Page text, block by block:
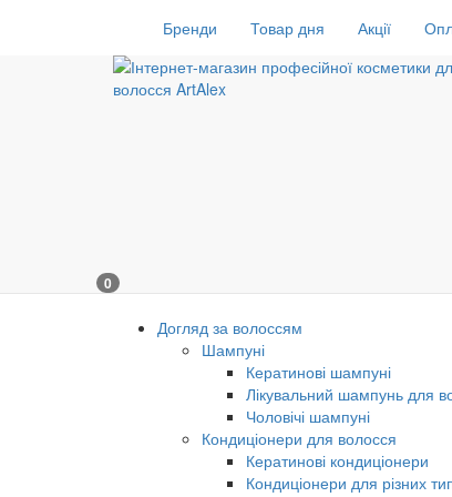
Бренди Товар дня Акції
0
Догляд за волоссям
Шампуні
Кератинові шампуні
Лікувальний шампунь для
Чоловічі шампуні
Кондиціонери для волосся
Кератинові кондиціонери
Кондиціонери для різних